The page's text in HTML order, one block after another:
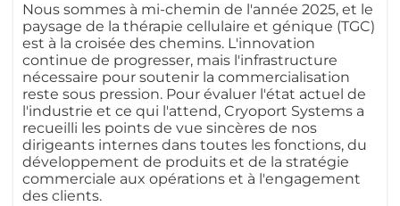
Nous sommes à mi-chemin de l'année 2025, et le
paysage de la thérapie cellulaire et génique (TGC)
est à la croisée des chemins. L'innovation
continue de progresser, mais l'infrastructure
nécessaire pour soutenir la commercialisation
reste sous pression. Pour évaluer l'état actuel de
l'industrie et ce qui l'attend, Cryoport Systems a
recueilli les points de vue sincères de nos
dirigeants internes dans toutes les fonctions, du
développement de produits et de la stratégie
commerciale aux opérations et à l'engagement
des clients.